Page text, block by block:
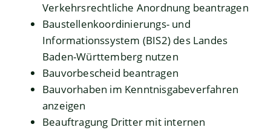
Verkehrsrechtliche Anordnung beantragen
Baustellenkoordinierungs- und
Informationssystem (BIS2) des Landes
Baden-Württemberg nutzen
Bauvorbescheid beantragen
Bauvorhaben im Kenntnisgabeverfahren
anzeigen
Beauftragung Dritter mit internen